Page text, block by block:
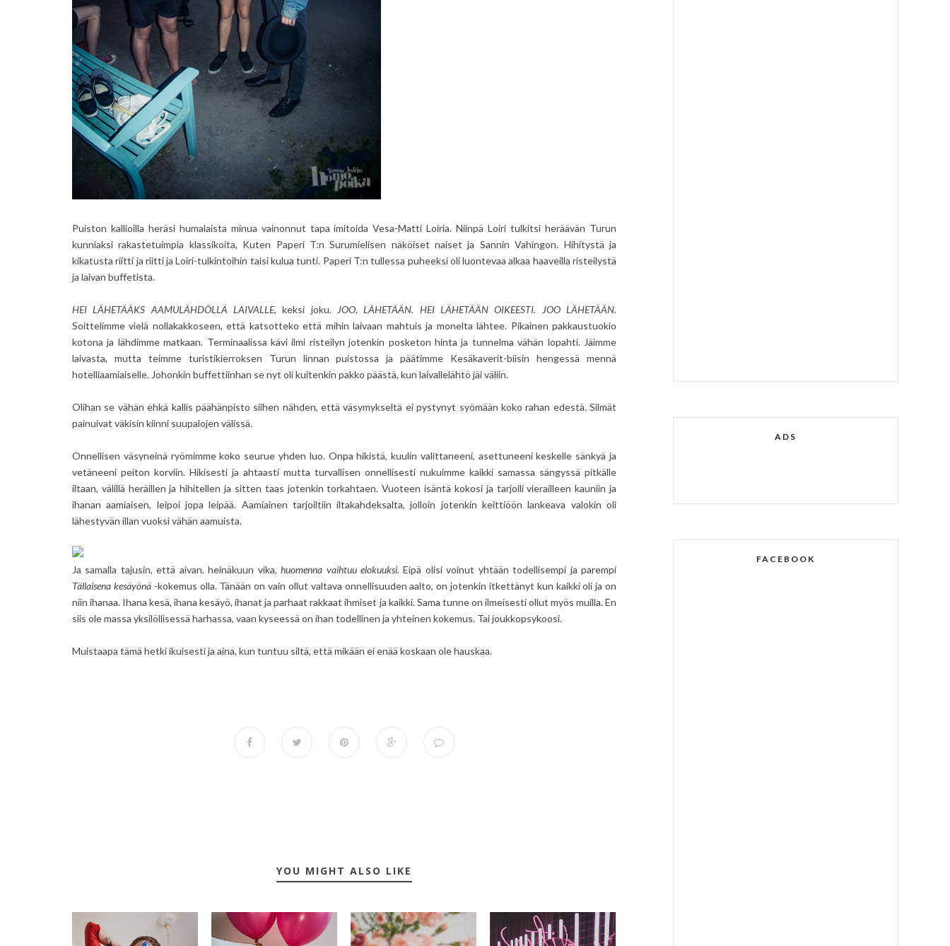
Puiston kallioilla heräsi humalaista minua vainonnut tapa imitoida Vesa-Matti Loiria. Niinpä Loiri tulkitsi heräävän Turun
kunniaksi rakastetuimpia klassikoita, Kuten Paperi T:n Surumielisen näköiset naiset ja Sannin Vahingon. Hihitystä ja
kikatusta riitti ja riitti ja Loiri-tulkintoihin taisi kulua tunti. Paperi T:n tullessa puheeksi oli luontevaa alkaa haaveilla risteilystä
ja laivan buffetista.
HEI LÄHETÄÄKS AAMULÄHDÖLLÄ LAIVALLE, keksi joku. JOO, LÄHETÄÄN. HEI LÄHETÄÄN OIKEESTI. JOO LÄHETÄÄN.
Soittelimme vielä nollakakkoseen, että katsotteko että mihin laivaan mahtuis ja monelta lähtee. Pikainen pakkaustuokio
kotona ja lähdimme matkaan. Terminaalissa kävi ilmi risteilyn jotenkin posketon hinta ja tunnelma vähän lopahti. Jäimme
laivasta, mutta teimme turistikierroksen Turun linnan puistossa ja päätimme Kesäkaverit-biisin hengessä mennä
hotelliaamiaiselle. Johonkin buffettiinhan se nyt oli kuitenkin pakko päästä, kun laivallelähtö jäi väliin.
Olihan se vähän ehkä kallis päähänpisto siihen nähden, että väsymykseltä ei pystynyt syömään koko rahan edestä. Silmät
painuivat väkisin kiinni suupalojen välissä.
Onnellisen väsyneinä ryömimme koko seurue yhden luo. Onpa hikistä, kuulin valittaneeni, asettuneeni keskelle sänkyä ja
vetäneeni peiton korviin. Hikisesti ja ahtaasti mutta turvallisen onnellisesti nukuimme kaikki samassa sängyssä pitkälle
iltaan, välillä heräillen ja hihitellen ja sitten taas jotenkin torkahtaen. Vuoteen isäntä kokosi ja tarjoili vierailleen kauniin ja
ihanan aamiaisen, leipoi jopa leipää. Aamiainen tarjoiltiin iltakahdeksalta, jolloin jotenkin keittiöön lankeava valokin oli
lähestyvän illan vuoksi vähän aamuista.
Ja samalla tajusin, että aivan, heinäkuun vika,huomenna vaihtuu elokuuksi. Eipä olisi voinut yhtään todellisempi ja parempi
Tällaisena kesäyönä -kokemus olla. Tänään on vain ollut valtava onnellisuuden aalto, on jotenkin itkettänyt kun kaikki oli ja on
niin ihanaa. Ihana kesä, ihana kesäyö, ihanat ja parhaat rakkaat ihmiset ja kaikki. Sama tunne on ilmeisesti ollut myös muilla. En
siis ole massa yksilöllisessä harhassa, vaan kyseessä on ihan todellinen ja yhteinen kokemus. Tai joukkopsykoosi.
Muistaapa tämä hetki ikuisesti ja aina, kun tuntuu siltä, että mikään ei enää koskaan ole hauskaa.
YOU MIGHT ALSO LIKE
ADS
FACEBOOK